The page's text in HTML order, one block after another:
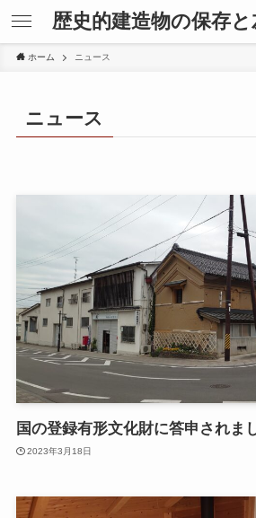
歴史的建造物の保存
ホーム ニュース
ニュース
国の登録有形文化財に答申されま
2023年3月18日